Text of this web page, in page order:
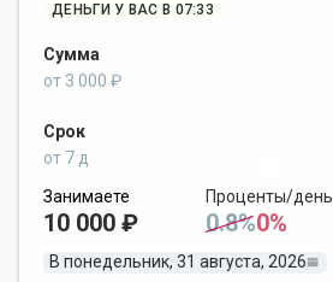
ДЕНЬГИ У ВАС В 07:33
Сумма
от 3 000 ₽
Срок
от 7 д
Занимаете
10 000 ₽
Проценты/день
0.8%0%
В понедельник, 31 августа, 2026